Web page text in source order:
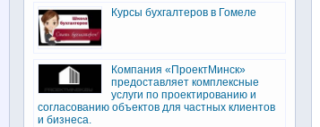
Курсы бухгалтеров в Гомеле
Компания «ПроектМинск»
предоставляет комплексные
услуги по проектированию и
согласованию объектов для частных клиентов
и бизнеса.